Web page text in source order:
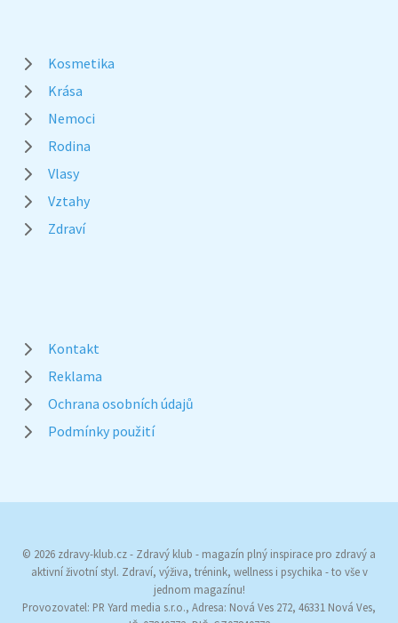
Kosmetika
Krása
Nemoci
Rodina
Vlasy
Vztahy
Zdraví
Kontakt
Reklama
Ochrana osobních údajů
Podmínky použití
© 2026 zdravy-klub.cz - Zdravý klub - magazín plný inspirace pro zdravý a
aktivní životní styl. Zdraví, výživa, trénink, wellness i psychika - to vše v
jednom magazínu!
Provozovatel: PR Yard media s.r.o., Adresa: Nová Ves 272, 46331 Nová Ves,